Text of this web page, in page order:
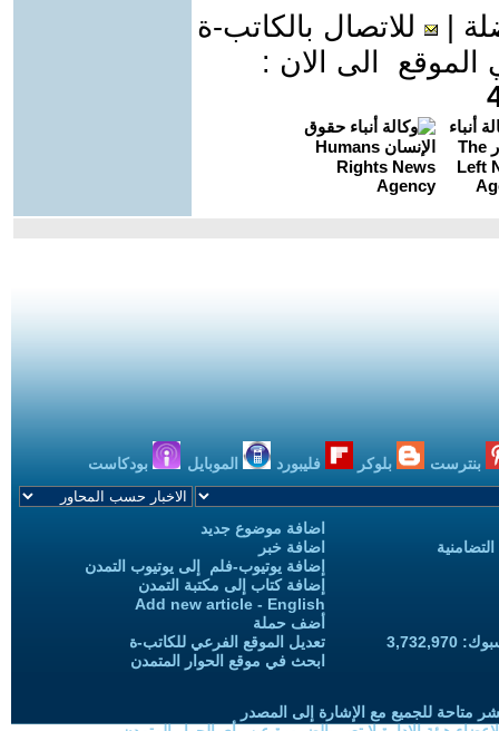
للاتصال بالكاتب-ة
الى الان :
بنترست بلوكر فليبورد الموبايل بودكاست
اضافة موضوع جديد
اضافة خبر
إضافة يوتيوب-فلم إلى يوتيوب التمدن
إضافة كتاب إلى مكتبة التمدن
Add new article - English
أضف حملة
تعديل الموقع الفرعي للكاتب-ة
ابحث في موقع الحوار المتمدن
متاحة للجميع مع الإشارة إلى المصدر